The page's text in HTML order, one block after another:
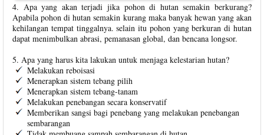
4. Apa yang akan terjadi jika pohon di hutan semakin berkurang?
Apabila pohon di hutan semakin kurang maka banyak hewan yang akan
kehilangan tempat tinggalnya. selain itu pohon yang berkuran di hutan
dapat menimbulkan abrasi, pemanasan global, dan bencana longsor.
5. Apa yang harus kita lakukan untuk menjaga kelestarian hutan?
Melakukan reboisasi
Menerapkan sistem tebang pilih
Menerapkan sistem tebang-tanam
Melakukan penebangan secara konservatif
Memberikan sangsi bagi penebang yang melakukan penebangan
sembarangan